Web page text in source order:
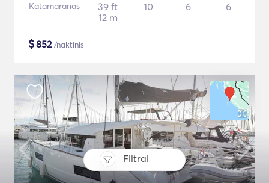
Filtrai
Katamaranas
39 ft
12 m
10 6 6
$852/naktinis